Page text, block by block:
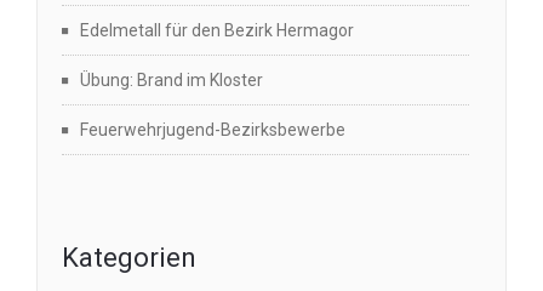
Edelmetall für den Bezirk Hermagor
Übung: Brand im Kloster
Feuerwehrjugend-Bezirksbewerbe
Kategorien